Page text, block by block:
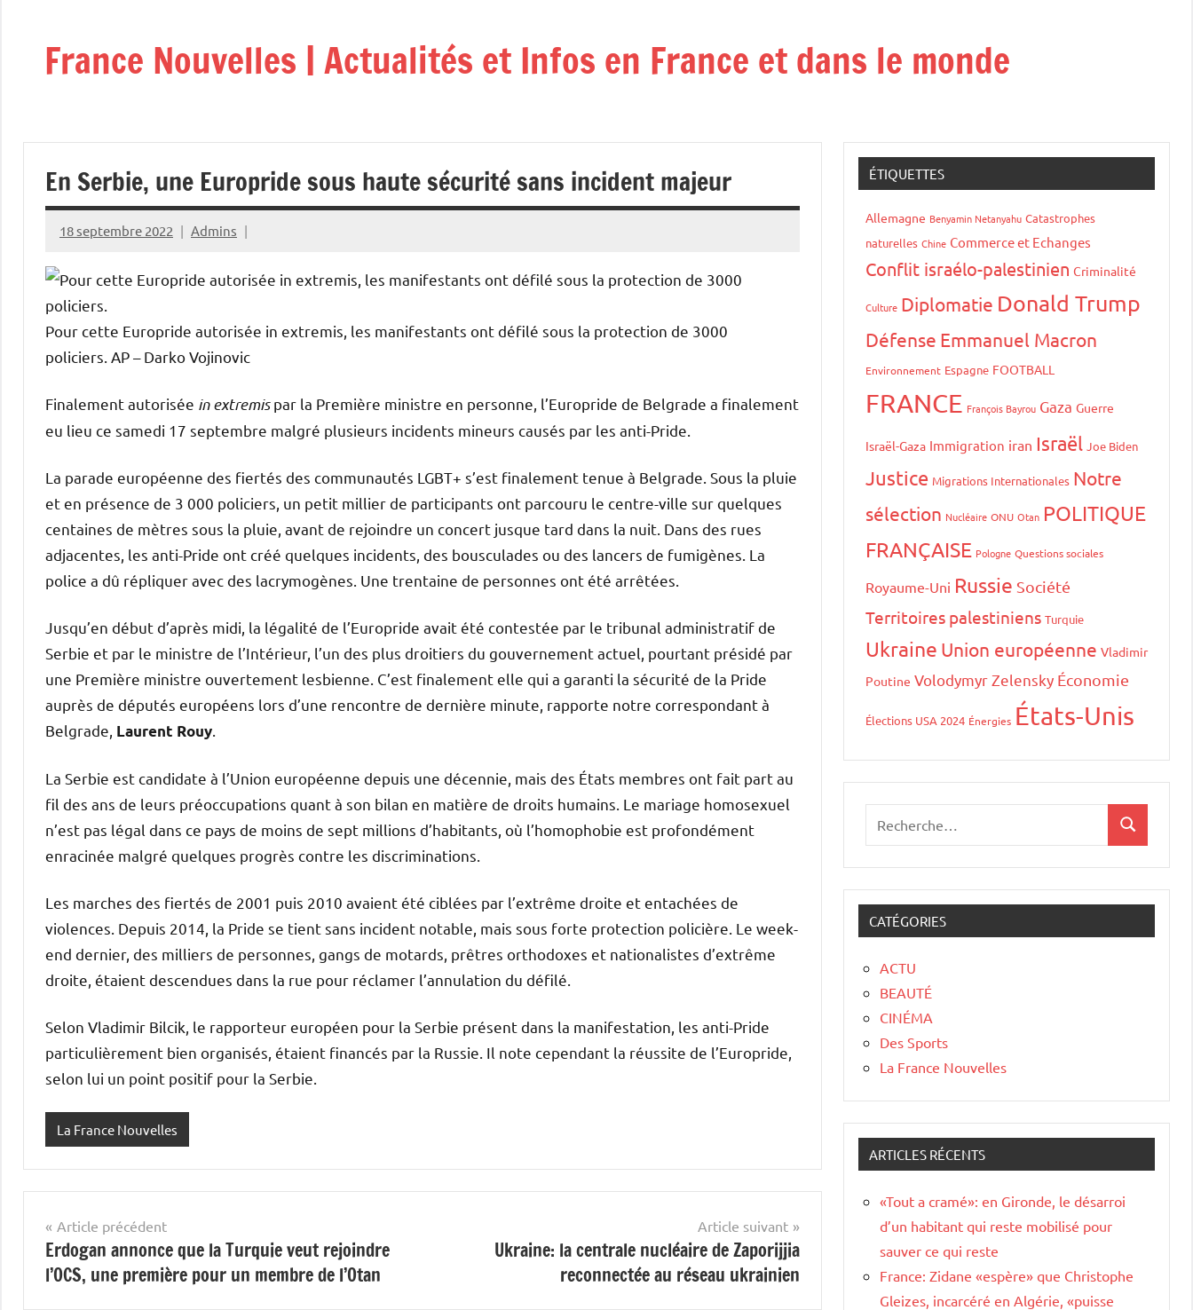
contenuFrance Nouvelles | Actualités et Infos en France et dans le monde
En Serbie, une Europride sous haute sécurité sans incident majeur
18 septembre 2022 Admins
Pour cette Europride autorisée in extremis, les manifestants ont défilé sous la protection de 3000
policiers. AP – Darko Vojinovic
Finalement autorisée in extremispar la Première ministre en personne, l’Europride de Belgrade a finalement
eu lieu ce samedi 17 septembre malgré plusieurs incidents mineurs causés par les anti-Pride.
La parade européenne des fiertés des communautés LGBT+ s’est finalement tenue à Belgrade. Sous la pluie
et en présence de 3 000 policiers, un petit millier de participants ont parcouru le centre-ville sur quelques
centaines de mètres sous la pluie, avant de rejoindre un concert jusque tard dans la nuit. Dans des rues
adjacentes, les anti-Pride ont créé quelques incidents, des bousculades ou des lancers de fumigènes. La
police a dû répliquer avec des lacrymogènes. Une trentaine de personnes ont été arrêtées.
Jusqu’en début d’après midi, la légalité de l’Europride avait été contestée par le tribunal administratif de
Serbie et par le ministre de l’Intérieur, l’un des plus droitiers du gouvernement actuel, pourtant présidé par
une Première ministre ouvertement lesbienne. C’est finalement elle qui a garanti la sécurité de la Pride
auprès de députés européens lors d’une rencontre de dernière minute, rapporte notre correspondant à
Belgrade, Laurent Rouy
La Serbie est candidate à l’Union européenne depuis une décennie, mais des États membres ont fait part au
fil des ans de leurs préoccupations quant à son bilan en matière de droits humains. Le mariage homosexuel
n’est pas légal dans ce pays de moins de sept millions d’habitants, où l’homophobie est profondément
enracinée malgré quelques progrès contre les discriminations.
Les marches des fiertés de 2001 puis 2010 avaient été ciblées par l’extrême droite et entachées de
violences. Depuis 2014, la Pride se tient sans incident notable, mais sous forte protection policière. Le week-
end dernier, des milliers de personnes, gangs de motards, prêtres orthodoxes et nationalistes d’extrême
droite, étaient descendues dans la rue pour réclamer l’annulation du défilé.
Selon Vladimir Bilcik, le rapporteur européen pour la Serbie présent dans la manifestation, les anti-Pride
particulièrement bien organisés, étaient financés par la Russie. Il note cependant la réussite de l’Europride,
selon lui un point positif pour la Serbie.
La France Nouvelles
Navigation
de
l’article
Article précédent
Erdogan annonce que la Turquie veut rejoindre
l’OCS, une première pour un membre de l’Otan
Article suivant
Ukraine: la centrale nucléaire de Zaporijjia
reconnectée au réseau ukrainien
ÉTIQUETTES
Allemagne Benyamin Netanyahu Catastrophes
naturelles Chine Commerce et Echanges
Conflit israélo-palestinien Criminalité
Culture Diplomatie Donald Trump
Défense Emmanuel Macron
Environnement Espagne FOOTBALL
FRANCE François Bayrou Gaza Guerre
Israël-Gaza Immigration iran Israël Joe Biden
Justice Migrations Internationales Notre
sélection Nucléaire ONU Otan POLITIQUE
FRANÇAISE Pologne Questions sociales
Royaume-Uni Russie Société
Territoires palestiniens Turquie
Ukraine Union européenne Vladimir
Poutine Volodymyr Zelensky Économie
Élections USA 2024 Énergies États-Unis
CATÉGORIES
ACTU
BEAUTÉ
CINÉMA
Des Sports
La France Nouvelles
ARTICLES RÉCENTS
«Tout a cramé»: en Gironde, le désarroi
d’un habitant qui reste mobilisé pour
sauver ce qui reste
France: Zidane «espère» que Christophe
Gleizes, incarcéré en Algérie, «puisse